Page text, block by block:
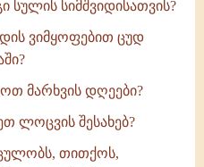
სულის სიმშვიდისათვის?
ვიმყოფებით ცუდ
მარხვის დღეები?
ლოცვის შესახებ?
თითქოს,